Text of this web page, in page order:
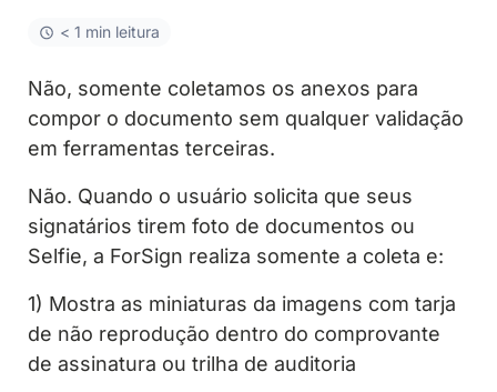
< 1 min leitura
Não, somente coletamos os anexos para
compor o documento sem qualquer validação
em ferramentas terceiras.
Não. Quando o usuário solicita que seus
signatários tirem foto de documentos ou
Selfie, a ForSign realiza somente a coleta e:
1) Mostra as miniaturas da imagens com tarja
de não reprodução dentro do comprovante
de assinatura ou trilha de auditoria